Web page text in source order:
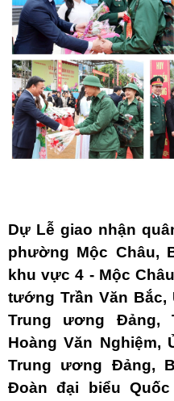
Dự Lễ giao nhận
phường Mộc Châu,
khu vực 4 - Mộc
tướng Trần Văn Bắc,
Trung ương Đảng,
Hoàng Văn Nghiệm,
Trung ương Đảng,
Đoàn đại biểu